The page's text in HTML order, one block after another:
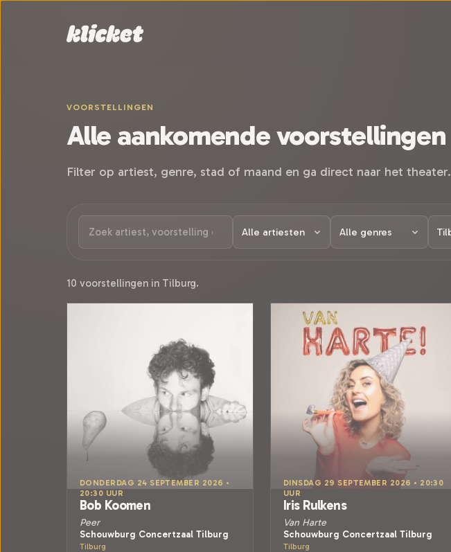
VOORSTELLINGEN
Alle aankomende voorstellingen
Filter op artiest, genre, stad of maand en ga direct naar het theater.
10 voorstellingen in Tilburg.
DONDERDAG 24 SEPTEMBER 2026 •
20:30 UUR
Bob Koomen
Peer
Schouwburg Concertzaal Tilburg
Tilburg
DINSDAG 29 SEPTEMBER 2026 • 20:30
UUR
Iris Rulkens
Van Harte
Schouwburg Concertzaal Tilburg
Tilburg